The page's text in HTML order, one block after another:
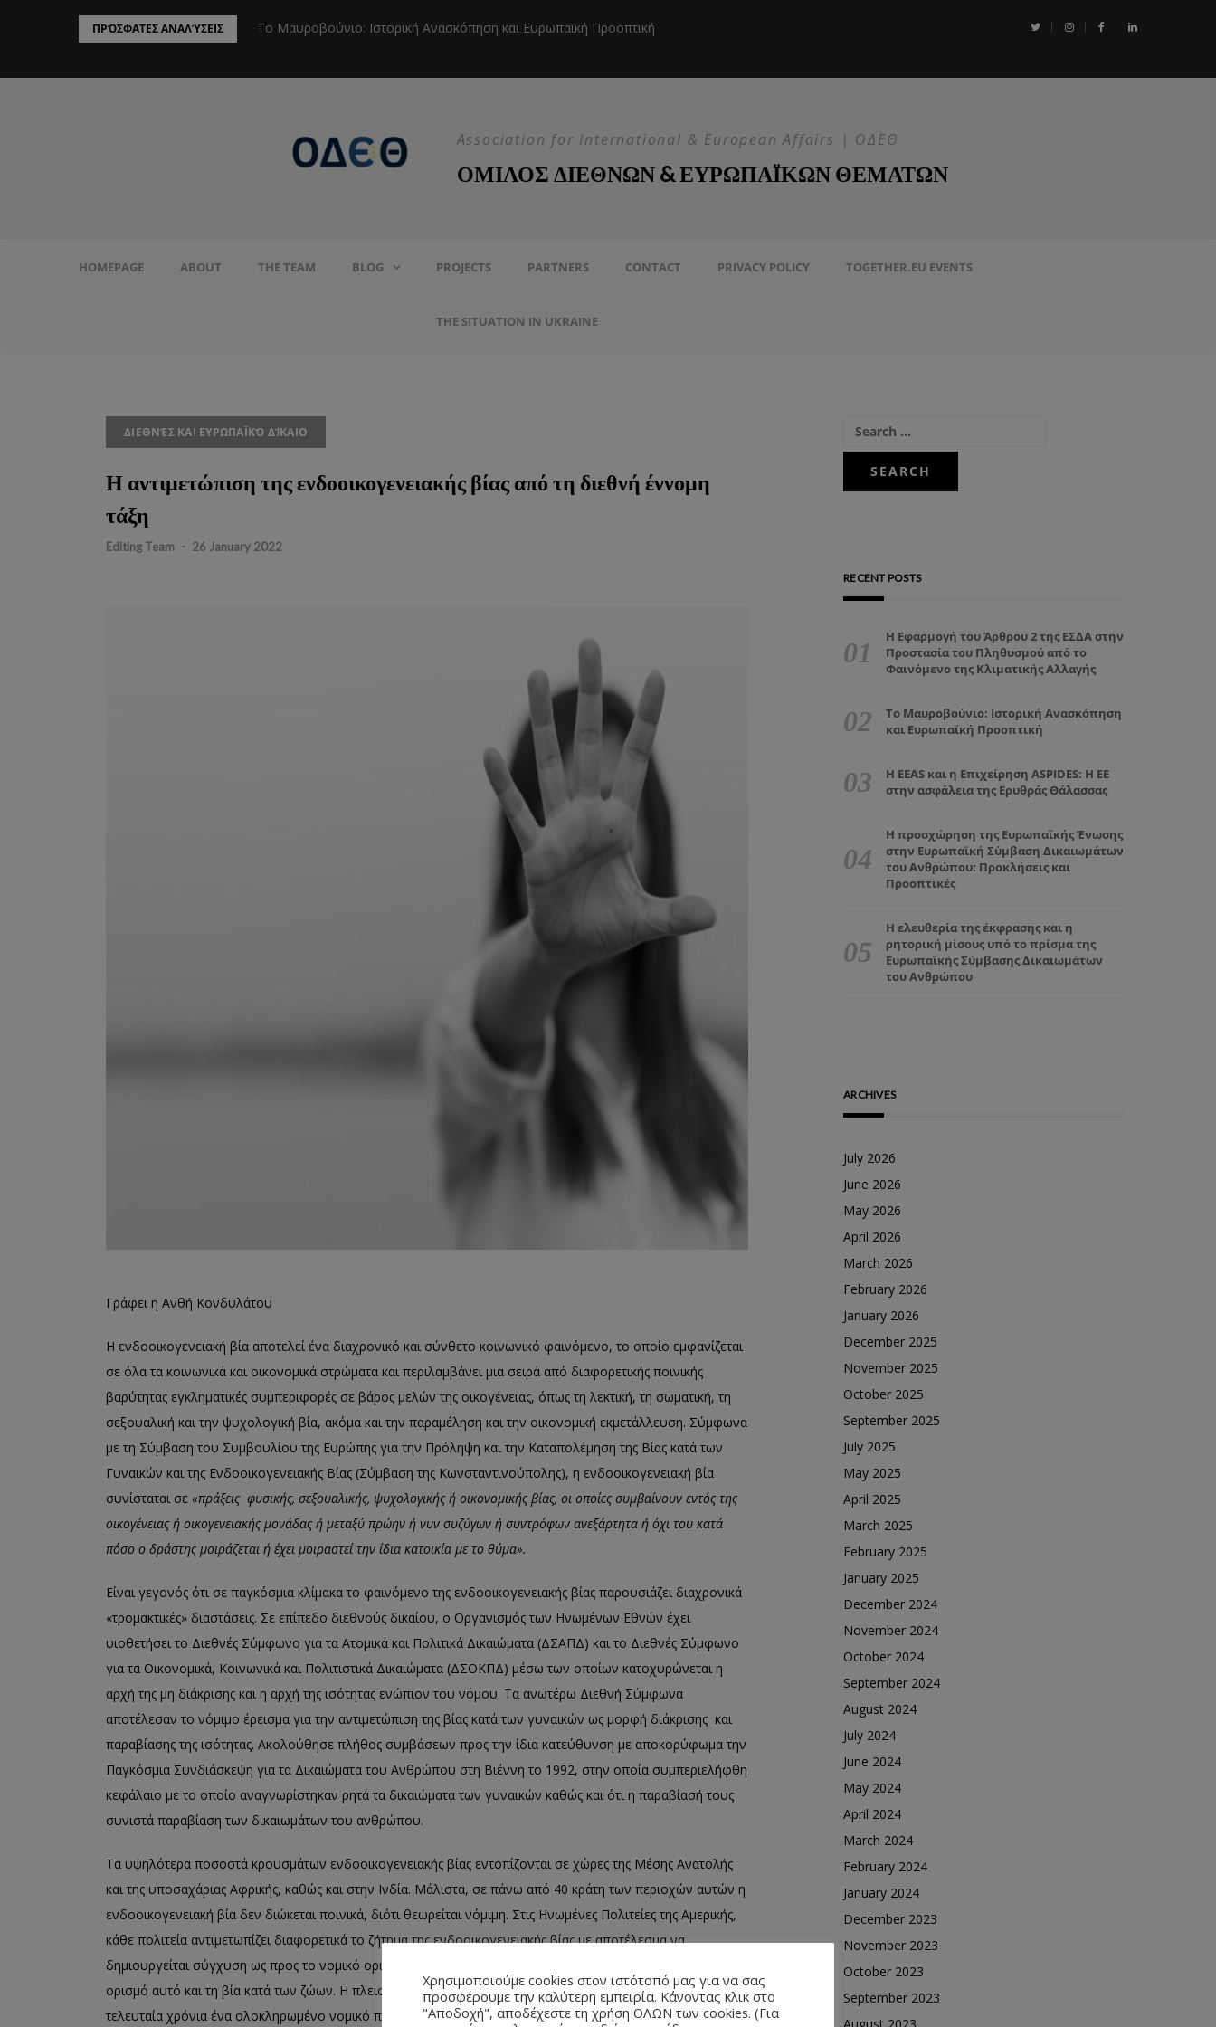
ΠΡΌΣΦΑΤΕΣ ΑΝΑΛΎΣΕΙΣ
Προστασία του Πληθυσμού από το Το Μαυροβούνιο: Ιστορική Ανασκόπηση και Ευρωπαϊκή Προοπτική Η EEAS και η Επιχείρηση ASPIDES: Η ΕΕ στην ασφάλεια της Ερυθράς
Association for International & European Affairs | ΟΔΕΘ
ΟΜΙΛΟΣ ΔΙΕΘΝΩΝ & ΕΥΡΩΠΑΪΚΩΝ ΘΕΜΑΤΩΝ
HOMEPAGE ABOUT THE TEAM BLOG PROJECTS PARTNERS CONTACT PRIVACY POLICY TOGETHER.EU EVENTS
THE SITUATION IN UKRAINE
ΔΙΕΘΝΈΣ ΚΑΙ ΕΥΡΩΠΑΪΚΌ ΔΊΚΑΙΟ
Η αντιμετώπιση της ενδοοικογενειακής βίας από τη διεθνή έννομη
τάξη
Editing Team - 26 January 2022
Γράφει η Ανθή Κονδυλάτου
Η ενδοοικογενειακή βία αποτελεί ένα διαχρονικό και σύνθετο κοινωνικό φαινόμενο, το οποίο εμφανίζεται
σε όλα τα κοινωνικά και οικονομικά στρώματα και περιλαμβάνει μια σειρά από διαφορετικής ποινικής
βαρύτητας εγκληματικές συμπεριφορές σε βάρος μελών της οικογένειας, όπως τη λεκτική, τη σωματική, τη
σεξουαλική και την ψυχολογική βία, ακόμα και την παραμέληση και την οικονομική εκμετάλλευση. Σύμφωνα
με τη Σύμβαση του Συμβουλίου της Ευρώπης για την Πρόληψη και την Καταπολέμηση της Βίας κατά των
Γυναικών και της Ενδοοικογενειακής Βίας (Σύμβαση της Κωνσταντινούπολης), η ενδοοικογενειακή βία
συνίσταται σε «πράξεις φυσικής, σεξουαλικής, ψυχολογικής ή οικονομικής βίας, οι οποίες συμβαίνουν εντός της
οικογένειας ή οικογενειακής μονάδας ή μεταξύ πρώην ή νυν συζύγων ή συντρόφων ανεξάρτητα ή όχι του κατά
πόσο ο δράστης μοιράζεται ή έχει μοιραστεί την ίδια κατοικία με το θύμα».
Είναι γεγονός ότι σε παγκόσμια κλίμακα το φαινόμενο της ενδοοικογενειακής βίας παρουσιάζει διαχρονικά
«τρομακτικές» διαστάσεις. Σε επίπεδο διεθνούς δικαίου, ο Οργανισμός των Ηνωμένων Εθνών έχει
υιοθετήσει το Διεθνές Σύμφωνο για τα Ατομικά και Πολιτικά Δικαιώματα (ΔΣΑΠΔ) και το Διεθνές Σύμφωνο
για τα Οικονομικά, Κοινωνικά και Πολιτιστικά Δικαιώματα (ΔΣΟΚΠΔ) μέσω των οποίων κατοχυρώνεται η
αρχή της μη διάκρισης και η αρχή της ισότητας ενώπιον του νόμου. Τα ανωτέρω Διεθνή Σύμφωνα
αποτέλεσαν το νόμιμο έρεισμα για την αντιμετώπιση της βίας κατά των γυναικών ως μορφή διάκρισης και
παραβίασης της ισότητας. Ακολούθησε πλήθος συμβάσεων προς την ίδια κατεύθυνση με αποκορύφωμα την
Παγκόσμια Συνδιάσκεψη για τα Δικαιώματα του Ανθρώπου στη Βιέννη το 1992, στην οποία συμπεριελήφθη
κεφάλαιο με το οποίο αναγνωρίστηκαν ρητά τα δικαιώματα των γυναικών καθώς και ότι η παραβίασή τους
συνιστά παραβίαση των δικαιωμάτων του ανθρώπου.
Τα υψηλότερα ποσοστά κρουσμάτων ενδοοικογενειακής βίας εντοπίζονται σε χώρες της Μέσης Ανατολής
και της υποσαχάριας Αφρικής, καθώς και στην Ινδία. Μάλιστα, σε πάνω από 40 κράτη των περιοχών αυτών η
ενδοοικογενειακή βία δεν διώκεται ποινικά, διότι θεωρείται νόμιμη. Στις Ηνωμένες Πολιτείες της Αμερικής,
κάθε πολιτεία αντιμετωπίζει διαφορετικά το ζήτημα της ενδοοικογενειακής βίας με αποτέλεσμα να
δημιουργείται σύγχυση ως προς το νομικό ορισμό της, ενώ κάποιες εξ αυτών έχουν συμπεριλάβει στον
ορισμό αυτό και τη βία κατά των ζώων. Η πλειοψηφία των χωρών της Λατινικής Αμερικής έχει υιοθετήσει τα
τελευταία χρόνια ένα ολοκληρωμένο νομικό πλαίσιο προστασίας των γυναικών από την ενδοοικογενειακή
RECENT POSTS
Η Εφαρμογή του Άρθρου 2 της ΕΣΔΑ στην
Προστασία του Πληθυσμού από το
Φαινόμενο της Κλιματικής Αλλαγής
Το Μαυροβούνιο: Ιστορική Ανασκόπηση
και Ευρωπαϊκή Προοπτική
Η EEAS και η Επιχείρηση ASPIDES: Η ΕΕ
στην ασφάλεια της Ερυθράς Θάλασσας
Η προσχώρηση της Ευρωπαϊκής Ένωσης
στην Ευρωπαϊκή Σύμβαση Δικαιωμάτων
του Ανθρώπου: Προκλήσεις και
Προοπτικές
Η ελευθερία της έκφρασης και η
ρητορική μίσους υπό το πρίσμα της
Ευρωπαϊκής Σύμβασης Δικαιωμάτων
του Ανθρώπου
ARCHIVES
July 2026
June 2026
May 2026
April 2026
March 2026
February 2026
January 2026
December 2025
November 2025
October 2025
September 2025
July 2025
May 2025
April 2025
March 2025
February 2025
January 2025
December 2024
November 2024
October 2024
September 2024
August 2024
July 2024
June 2024
May 2024
April 2024
March 2024
February 2024
January 2024
December 2023
November 2023
October 2023
September 2023
Χρησιμοποιούμε cookies στον ιστότοπό μας για να σας
προσφέρουμε την καλύτερη εμπειρία. Κάνοντας κλικ στο
"Αποδοχή", αποδέχεστε τη χρήση ΟΛΩΝ των cookies. (Για